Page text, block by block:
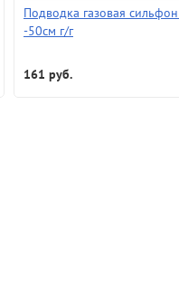
Подводка газовая
-50см г/г
161 руб.